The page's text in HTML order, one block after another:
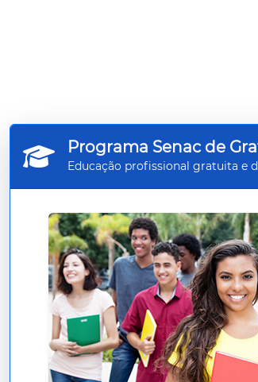
Joaçaba
Joinville
Lages
Mafra
Palhoça
Porto União
Rio do Sul
São Bento do Sul
São Miguel do Oeste
Programa Senac de
Educação profissional gratuita e